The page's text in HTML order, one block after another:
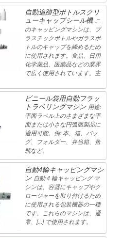
自動追跡型ボトルスクリ
ューキャップシール機 こ
のキャッピングマシンは、プ
ラスチックボトルやガラスボ
トルのキャップを締めるため
に使用されます。食品、日用
化学薬品、医薬品などの業界
で広く使用されています。主
ビニール袋用自動フラッ
トラベリングマシン 用途:
平面ラベル上のさまざまな平
面または小さな円弧面製品に
適用可能。例: 本、箱、バッ
グ、フォルダー、弁当箱、角
瓶など。
自動4輪キャッピングマシ
ン 自動 4 輪キャッピング マ
シンは、容器にキャップやク
ロージャーを取り付けるため
に使用される包装機器の一種
です。これらのマシンは、通
常、[…] で使用されます。